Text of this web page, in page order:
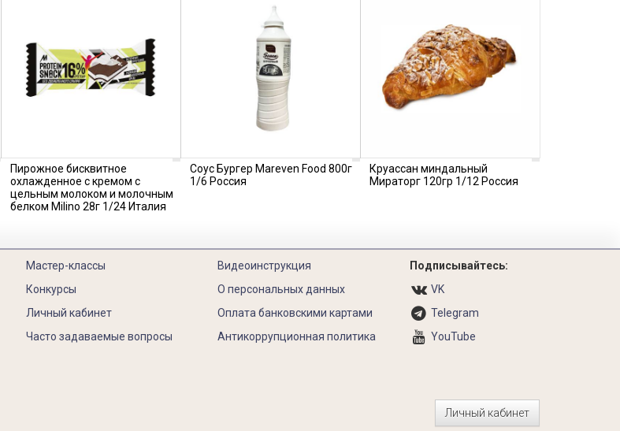
Пирожное бисквитное
охлажденное с кремом с
цельным молоком и молочным
белком Milino 28г 1/24 Италия
Соус Бургер Mareven Food 800г
1/6 Россия
Круассан миндальный
Мираторг 120гр 1/12 Россия
Мастер-классы
Конкурсы
Личный кабинет
Часто задаваемые вопросы
Видеоинструкция
О персональных данных
Оплата банковскими картами
Антикоррупционная политика
Подписывайтесь:
VK
Telegram
YouTube
Личный кабинет